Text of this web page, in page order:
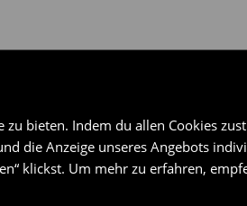
bieten. Indem du allen Cookies
die Anzeige unseres Angebots
klickst. Um mehr zu erfahren,